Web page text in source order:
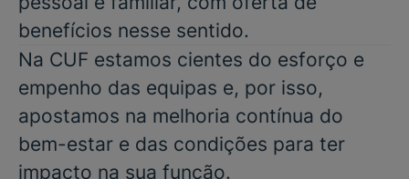
benefícios nesse sentido.
Na CUF estamos cientes do esforço e
empenho das equipas e, por isso,
apostamos na melhoria contínua do
bem-estar e das condições para ter
impacto na sua função.